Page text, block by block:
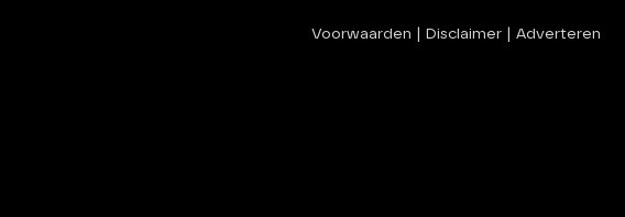
Voorwaarden Disclaimer Adverteren